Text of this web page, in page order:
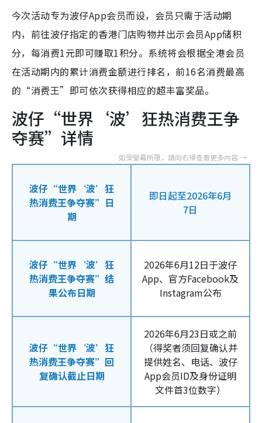
今次活动专为波仔App会员而设，会员只需于活动期
内，前往波仔指定的香港门店购物并出示会员App储积
分，每消费1元即可赚取1积分。系统将会根据全港会员
在活动期内的累计消费金额进行排名，前16名消费最高
的“消费王”即可依次获得相应的超丰富奖品。
波仔“世界‘波’狂热消费王争
夺赛”详情
波仔“世界‘波’狂
热消费王争夺赛”日
期
即日起至2026年6月
7日
波仔“世界‘波’狂
热消费王争夺赛”结
果公布日期
2026年6月12日于波仔
App、官方Facebook及
Instagram公布
波仔“世界‘波’狂
热消费王争夺赛”回
复确认截止日期
2026年6月23日或之前
（得奖者须回复确认并
提供姓名、电话、波仔
App会员ID及身份证明
文件首3位数字）